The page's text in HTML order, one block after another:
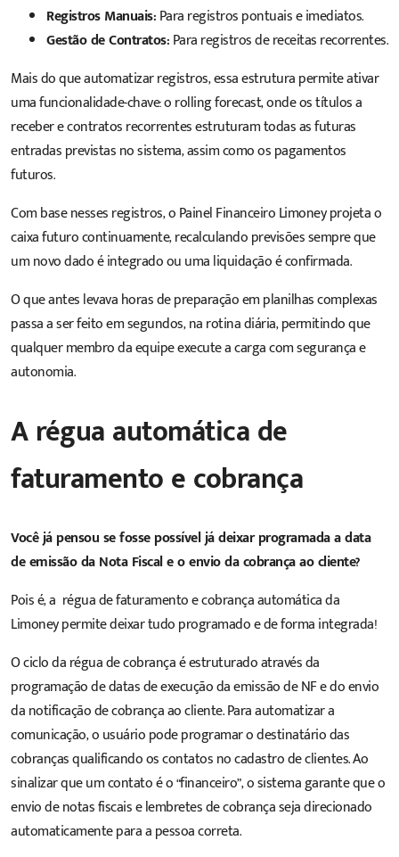
Registros Manuais:Para registros pontuais e imediatos.
Gestão de Contratos:Para registros de receitas recorrentes.
Mais do que automatizar registros, essa estrutura permite ativar
uma funcionalidade-chave: o rolling forecast, onde os títulos a
receber e contratos recorrentes estruturam todas as futuras
entradas previstas no sistema, assim como os pagamentos
futuros.
Com base nesses registros, o Painel Financeiro Limoney projeta o
caixa futuro continuamente, recalculando previsões sempre que
um novo dado é integrado ou uma liquidação é confirmada.
O que antes levava horas de preparação em planilhas complexas
passa a ser feito em segundos, na rotina diária, permitindo que
qualquer membro da equipe execute a carga com segurança e
autonomia.
A régua automática de
faturamento e cobrança
Você já pensou se fosse possível já deixar programada a data
de emissão da Nota Fiscal e o envio da cobrança ao cliente?
Pois é, a régua de faturamento e cobrança automática da
Limoney permite deixar tudo programado e de forma integrada!
O ciclo da régua de cobrança é estruturado através da
programação de datas de execução da emissão de NF e do envio
da notificação de cobrança ao cliente. Para automatizar a
comunicação, o usuário pode programar o destinatário das
cobranças qualificando os contatos no cadastro de clientes. Ao
sinalizar que um contato é o “financeiro”, o sistema garante que o
envio de notas fiscais e lembretes de cobrança seja direcionado
automaticamente para a pessoa correta.